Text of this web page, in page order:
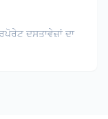
ਦਸਤਾਵੇਜ਼ਾਂ ਦਾ